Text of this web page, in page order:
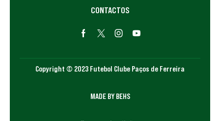
CONTACTOS
Copyright © 2023 Futebol Clube Paços de Ferreira
MADE BY BEHS